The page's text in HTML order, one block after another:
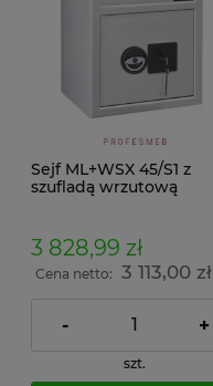
Sejf ML+WSX 45/S1 z
szufladą wrzutową
3 828,99 zł
Cena netto: 3 113,00 zł
- +
szt.